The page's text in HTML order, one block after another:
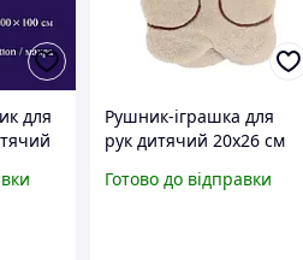
для
Рушник-іграшка для
рук дитячий 20x26 см
м'який рушничок для
Готово до відправки